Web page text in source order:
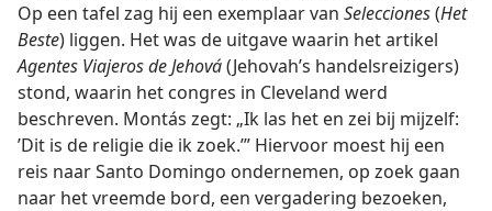
Op een tafel zag hij een exemplaar van Selecciones(Het
Beste) liggen. Het was de uitgave waarin het artikel
Agentes Viajeros de Jehová(Jehovah’s handelsreizigers)
stond, waarin het congres in Cleveland werd
beschreven. Montás zegt: „Ik las het en zei bij mijzelf:
’Dit is de religie die ik zoek.’” Hiervoor moest hij een
reis naar Santo Domingo ondernemen, op zoek gaan
naar het vreemde bord, een vergadering bezoeken,